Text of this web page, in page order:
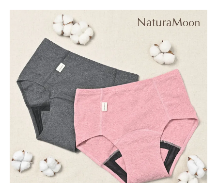
NaturaMoon
(ナチュラムー
ン) オーガニッ
クコットン 吸
水ショーツ
(税込)
ホーム